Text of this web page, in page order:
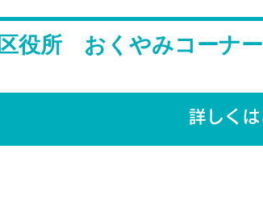
区役所 おくやみコーナー